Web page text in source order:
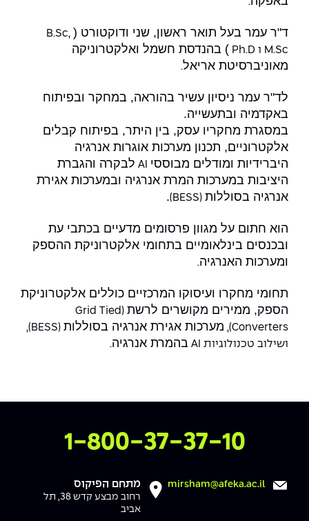
ד"ר עמר בעל תואר ראשון, שני ודוקטורט ( B.Sc,
M.Sc ו
) בהנדסת חשמל ואלקטרוניקה
מאוניברסיטת אריאל.
לד"ר עמר ניסיון עשיר בהוראה, במחקר ובפיתוח
באקדמיה ובתעשייה.
במסגרת מחקריו עסק, בין היתר, בפיתוח קבלים
אלקטרוניים, תכנון מערכות אוגרות אנרגיה
היברידיות ומודלים מבוססי
לבקרה והגברת
היציבות במערכות המרת אנרגיה ובמערכות אגירת
אנרגיה בסוללות (BESS)
.
הוא חתום על מגוון פרסומים מדעיים בכתבי עת
ובכנסים בינלאומיים בתחומי אלקטרוניקת ההספק
ומערכות האנרגיה.
תחומי מחקרו ועיסוקו המרכזיים כוללים אלקטרוניקת
הספק, ממירים מקושרים לרשת
(Grid Tied
Converters),
מערכות אגירת אנרגיה בסוללות (BESS),
ושילוב טכנולוגיות
בהמרת אנרגיה.
צרו איתנו קשר
1-800-37-37-10
mirsham@afeka.ac.il מתחם הפיקוס
רחוב מבצע קדש 38, תל
אביב
מדברים הנדסה (פודקאסט)
ידיעות מן העיתונות
כתבי עת
כואבים את לכתם
משרות פנויות
אזור אישי
כניסה לסטודנטים
היחידה למתמטיקה
היחידה לפיזיקה
היחידה לאנגלית
היחידה לחברה ורוח
קורס ניהול לוגיסטיקה ורכש
קורס ניהול מוצר בשילוב AI
קורס דירקטורים
קורס אנרגיה מתחדשת
אווירה נפיצה במתקני חשמל ומכשור
מועדוני סטודנטים
נבחרות הספורט
מעורבות חברתית
מרכז החדשנות והיזמות
המרכז לקידום הלמידה
היחידה לבינלאומיות
מלגות
The Afeka Shop
חנות החדשנות והיזמות
מעטפת תמיכה וחוסן למשרתות
ולמשרתי המילואים – תשפ״ו
מדד הכישורים